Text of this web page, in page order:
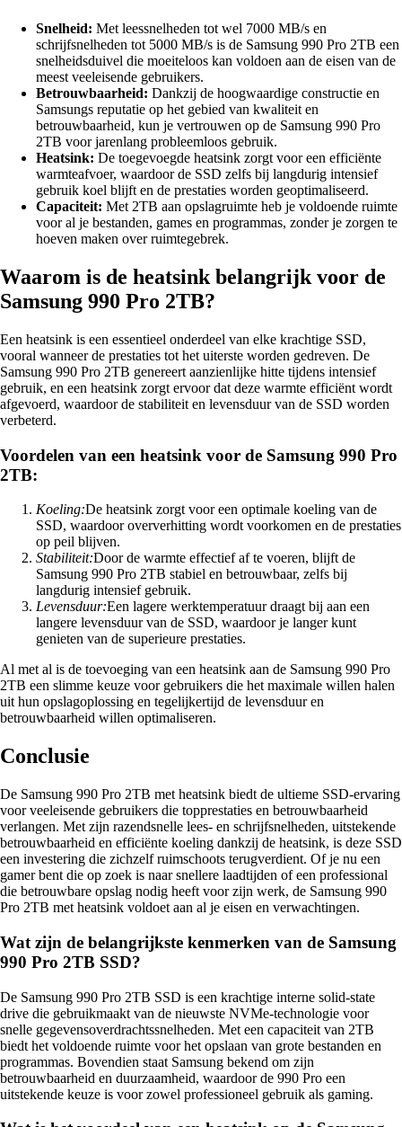
Snelheid: Met leessnelheden tot wel 7000 MB/s en
schrijfsnelheden tot 5000 MB/s is de Samsung 990 Pro 2TB een
snelheidsduivel die moeiteloos kan voldoen aan de eisen van de
meest veeleisende gebruikers.
Betrouwbaarheid: Dankzij de hoogwaardige constructie en
Samsungs reputatie op het gebied van kwaliteit en
betrouwbaarheid, kun je vertrouwen op de Samsung 990 Pro
2TB voor jarenlang probleemloos gebruik.
Heatsink: De toegevoegde heatsink zorgt voor een efficiënte
warmteafvoer, waardoor de SSD zelfs bij langdurig intensief
gebruik koel blijft en de prestaties worden geoptimaliseerd.
Capaciteit: Met 2TB aan opslagruimte heb je voldoende ruimte
voor al je bestanden, games en programmas, zonder je zorgen te
hoeven maken over ruimtegebrek.
Waarom is de heatsink belangrijk voor de
Samsung 990 Pro 2TB?
Een heatsink is een essentieel onderdeel van elke krachtige SSD,
vooral wanneer de prestaties tot het uiterste worden gedreven. De
Samsung 990 Pro 2TB genereert aanzienlijke hitte tijdens intensief
gebruik, en een heatsink zorgt ervoor dat deze warmte efficiënt wordt
afgevoerd, waardoor de stabiliteit en levensduur van de SSD worden
verbeterd.
Voordelen van een heatsink voor de Samsung 990 Pro
2TB:
Koeling:De heatsink zorgt voor een optimale koeling van de
SSD, waardoor oververhitting wordt voorkomen en de prestaties
op peil blijven.
Stabiliteit:Door de warmte effectief af te voeren, blijft de
Samsung 990 Pro 2TB stabiel en betrouwbaar, zelfs bij
langdurig intensief gebruik.
Levensduur:Een lagere werktemperatuur draagt bij aan een
langere levensduur van de SSD, waardoor je langer kunt
genieten van de superieure prestaties.
Al met al is de toevoeging van een heatsink aan de Samsung 990 Pro
2TB een slimme keuze voor gebruikers die het maximale willen halen
uit hun opslagoplossing en tegelijkertijd de levensduur en
betrouwbaarheid willen optimaliseren.
Conclusie
De Samsung 990 Pro 2TB met heatsink biedt de ultieme SSD-ervaring
voor veeleisende gebruikers die topprestaties en betrouwbaarheid
verlangen. Met zijn razendsnelle lees- en schrijfsnelheden, uitstekende
betrouwbaarheid en efficiënte koeling dankzij de heatsink, is deze SSD
een investering die zichzelf ruimschoots terugverdient. Of je nu een
gamer bent die op zoek is naar snellere laadtijden of een professional
die betrouwbare opslag nodig heeft voor zijn werk, de Samsung 990
Pro 2TB met heatsink voldoet aan al je eisen en verwachtingen.
Wat zijn de belangrijkste kenmerken van de Samsung
990 Pro 2TB SSD?
De Samsung 990 Pro 2TB SSD is een krachtige interne solid-state
drive die gebruikmaakt van de nieuwste NVMe-technologie voor
snelle gegevensoverdrachtssnelheden. Met een capaciteit van 2TB
biedt het voldoende ruimte voor het opslaan van grote bestanden en
programmas. Bovendien staat Samsung bekend om zijn
betrouwbaarheid en duurzaamheid, waardoor de 990 Pro een
uitstekende keuze is voor zowel professioneel gebruik als gaming.